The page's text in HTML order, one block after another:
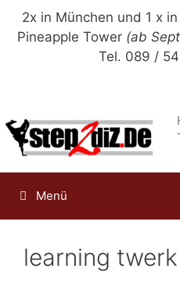
Zum
Inhalt
2x in München und 1 x
Pineapple Tower (ab
Tel. 089 /
Menü
learning